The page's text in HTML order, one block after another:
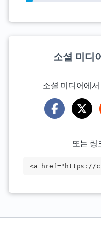
소셜 미디
소셜 미디어에
또는 링
<a href="https://